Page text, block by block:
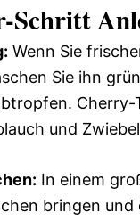
Schritt
Wenn Sie
Sie ihn
Cherry-
und
In einem
bringen und